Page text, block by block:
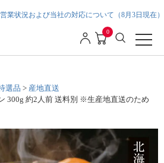
業状況および当社の対応について（8月3日現在）
0
選品
産地直送
300g 約2人前 送料別 ※生産地直送のため